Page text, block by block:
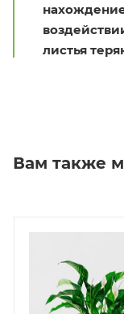
листья
Вам также